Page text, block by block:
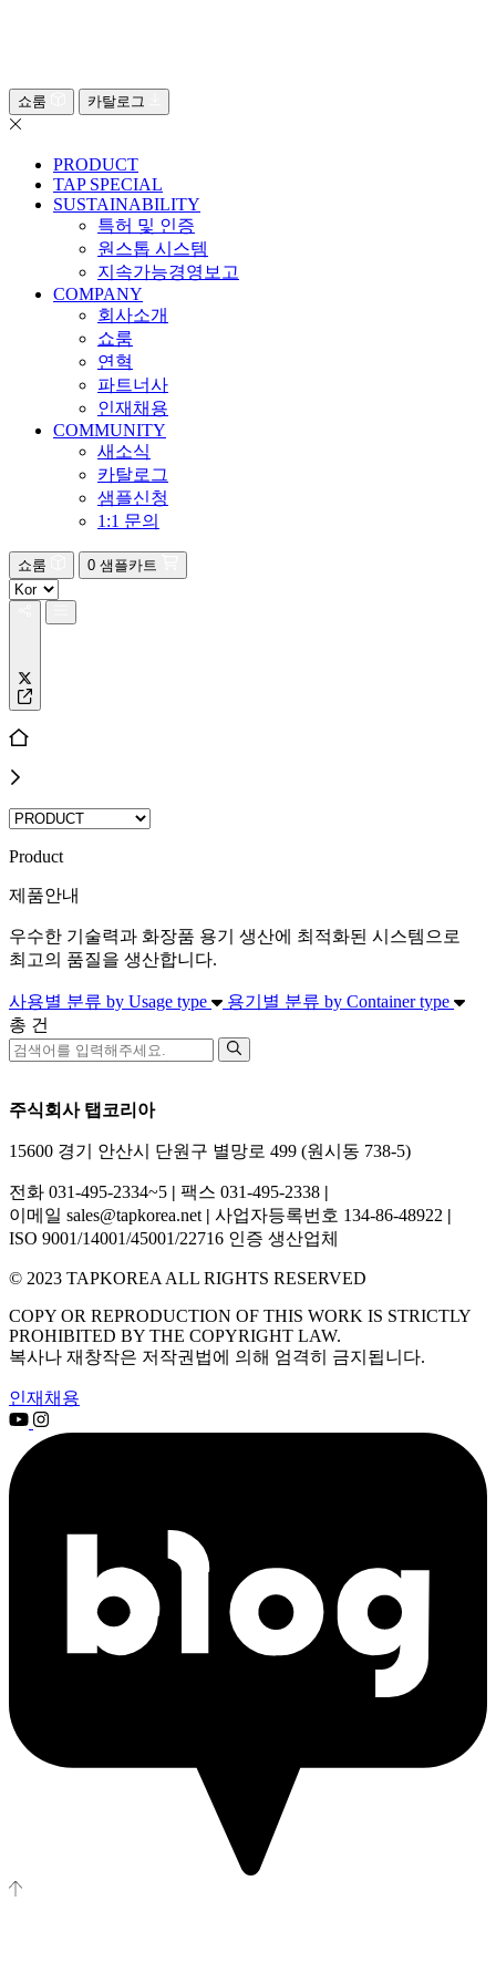
쇼룸 카탈로그
PRODUCT
TAP SPECIAL
SUSTAINABILITY
특허 및 인증
원스톱 시스템
지속가능경영보고
COMPANY
회사소개
쇼룸
연혁
파트너사
인재채용
COMMUNITY
새소식
카탈로그
샘플신청
1:1 문의
쇼룸 0 샘플카트
Product
제품안내
우수한 기술력과 화장품 용기 생산에 최적화된 시스템으로
최고의 품질을 생산합니다.
사용별 분류 by Usage type 용기별 분류 by Container type
총 건
주식회사 탭코리아
15600 경기 안산시 단원구 별망로 499 (원시동 738-5)
전화 031-495-2334~5 | 팩스 031-495-2338 |
이메일 sales@tapkorea.net | 사업자등록번호 134-86-48922 |
ISO 9001/14001/45001/22716 인증 생산업체
© 2023 TAPKOREA ALL RIGHTS RESERVED
COPY OR REPRODUCTION OF THIS WORK IS STRICTLY
PROHIBITED BY THE COPYRIGHT LAW.
복사나 재창작은 저작권법에 의해 엄격히 금지됩니다.
인재채용